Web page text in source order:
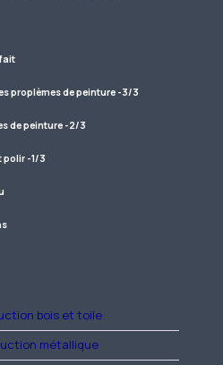
proplèmes de peinture -3/3
de peinture -2/3
polir -1/3
bois et toile
métallique